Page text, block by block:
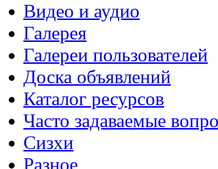
Видео и аудио
Галерея
Галереи пользователей
Доска объявлений
Каталог ресурсов
Часто задаваемые
Сизхи
Разное